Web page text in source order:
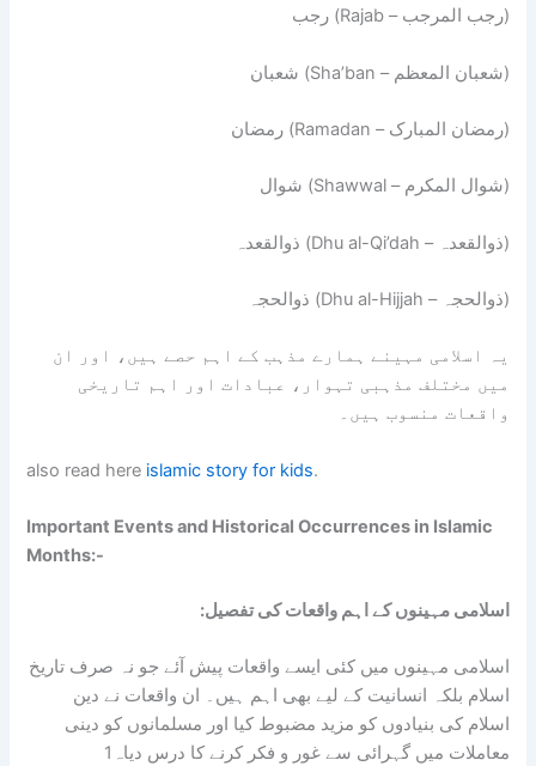
رجب (Rajab – رجب المرجب)
شعبان (Sha’ban – شعبان المعظم)
رمضان (Ramadan – رمضان المبارک)
شوال (Shawwal – شوال المکرم)
ذوالقعدہ (Dhu al-Qi’dah – ذوالقعدہ)
ذوالحجہ (Dhu al-Hijjah – ذوالحجہ)
یہ اسلامی مہینے ہمارے مذہب کے اہم حصے ہیں، اور ان
میں مختلف مذہبی تہوار، عبادات اور اہم تاریخی
واقعات منسوب ہیں۔
also read here islamic story for kids.
Important Events and Historical Occurrences in Islamic
Months:-
:اسلامی مہینوں کے اہم واقعات کی تفصیل
اسلامی مہینوں میں کئی ایسے واقعات پیش آئے جو نہ صرف تاریخ
اسلام بلکہ انسانیت کے لیے بھی اہم ہیں۔ ان واقعات نے دین
اسلام کی بنیادوں کو مزید مضبوط کیا اور مسلمانوں کو دینی
معاملات میں گہرائی سے غور و فکر کرنے کا درس دیاہ 1